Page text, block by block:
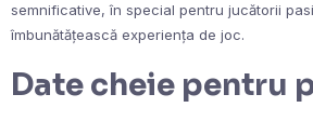
semnificative, în special pentru jucătorii
îmbunătățească experiența de joc.
Date cheie pentru